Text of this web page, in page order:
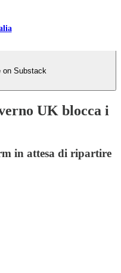
on Substack
UK blocca i
in attesa di ripartire